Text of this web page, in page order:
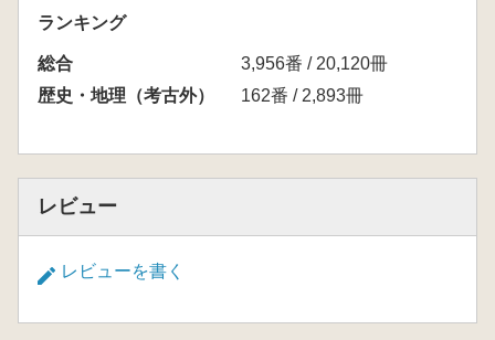
程。作者试图阐明,通过海洋与世界连接,曾经是
历史上中国社会发展的一个重要动力。本书行文
流畅活泼,兼具海洋史研究的细致入微与全球史
的宏阔视野。
影響を問い直すとともに、現代中国の沿海地域
的著作です。
合わせながら、海上シルクロード沿線に位置す
ランキング
総合
3,956番 / 20,120冊
歴史・地理（考古外）
162番 / 2,893冊
レビュー
レビューを書く